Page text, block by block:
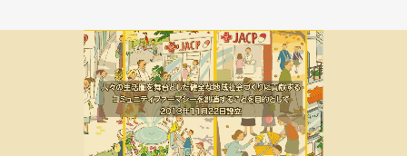
会員限定